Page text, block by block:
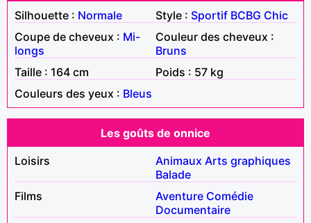
Silhouette : Normale Style : Sportif BCBG Chic
Coupe de cheveux : Mi-
longs
Couleur des cheveux :
Bruns
Taille : 164 cm
Poids : 57 kg
Couleurs des yeux : Bleus
Les goûts de onnice
Loisirs
Animaux Arts graphiques
Balade
Films
Aventure Comédie
Documentaire